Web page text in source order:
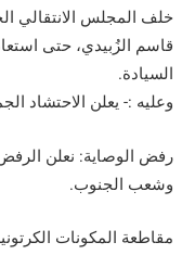
خلف المجلس الانتقالي
قاسم الزُبيدي، حتى
السيادة.
وعليه :- يعلن الاحتشاد
رفض الوصاية: نعلن
وشعب الجنوب.
مقاطعة المكونات